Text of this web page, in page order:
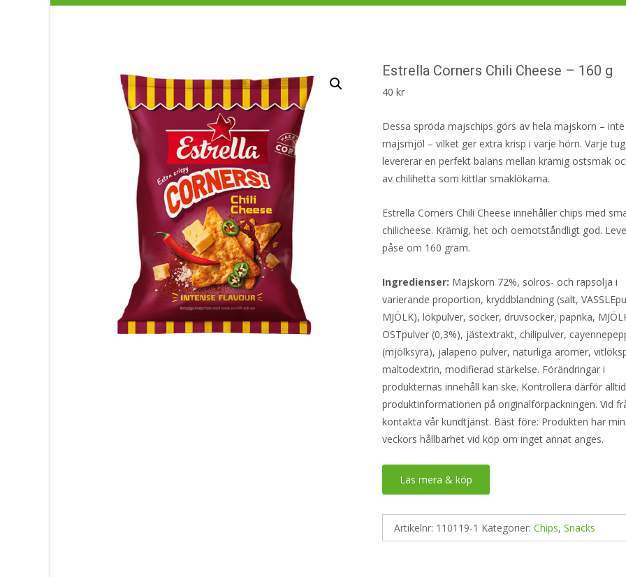
Estrella Corners Chili Cheese – 160 g
40kr
Dessa spröda majschips görs av hela majskorn – inte
majsmjöl – vilket ger extra krisp i varje hörn. Varje
levererar en perfekt balans mellan krämig ostsmak
av chilihetta som kittlar smaklökarna.
Estrella Corners Chili Cheese innehåller chips med
chilicheese. Krämig, het och oemotståndligt god.
påse om 160 gram.
Ingredienser: Majskorn 72%, solros- och rapsolja i
varierande proportion, kryddblandning (salt,
MJÖLK), lökpulver, socker, druvsocker, paprika,
OSTpulver (0,3%), jästextrakt, chilipulver,
(mjölksyra), jalapeno pulver, naturliga aromer,
maltodextrin, modifierad stärkelse. Förändringar i
produkternas innehåll kan ske. Kontrollera därför alltid
produktinformationen på originalförpackningen. Vid
kontakta vår kundtjänst. Bäst före: Produkten har
veckors hållbarhet vid köp om inget annat anges.
Läs mera & köp
Artikelnr: 110119-1 Kategorier:Chips,Snacks